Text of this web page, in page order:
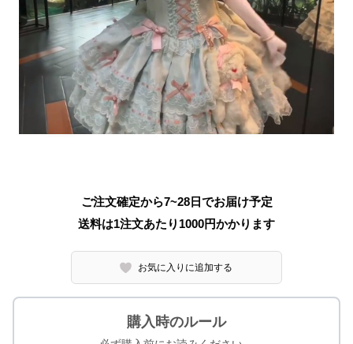
ご注文確定から7~28日でお届け予定
送料は1注文あたり 1000円かかります
お気に入りに追加する
購入時のルール